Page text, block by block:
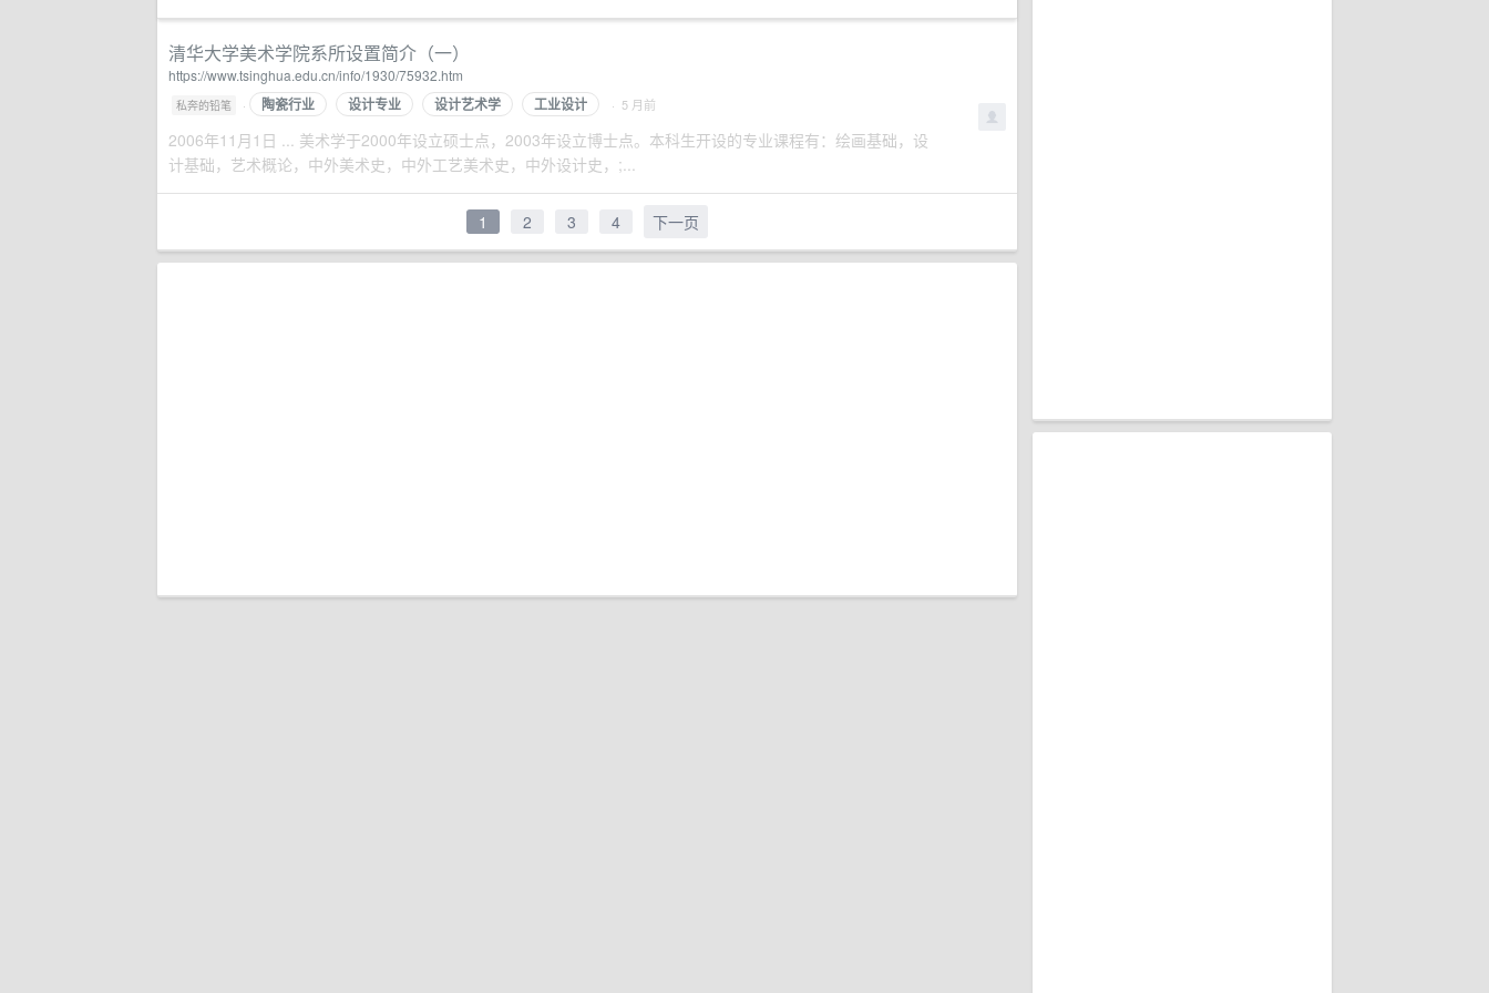
清华大学美术学院系所设置简介（一）
https://www.tsinghua.edu.cn/info/1930/75932.htm
私奔的铅笔 · 陶瓷行业 设计专业 设计艺术学 工业设计 · 5 月前
2006年11月1日 ... 美术学于2000年设立硕士点，2003年设立博士点。本科生开设的专业课程有：绘画基础，设
计基础，艺术概论，中外美术史，中外工艺美术史，中外设计史，;...
1 2 3 4 下一页